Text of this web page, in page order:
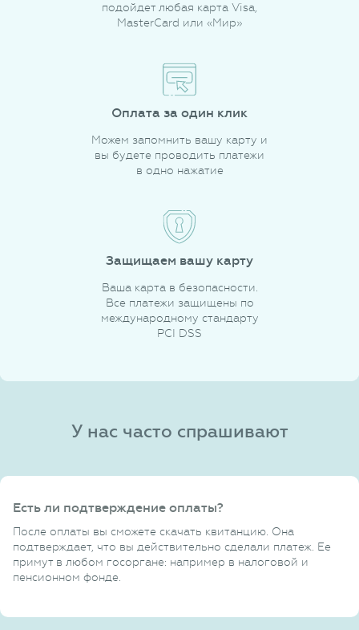
подойдет любая карта Visa,
MasterCard или «Мир»
Оплата за один клик
Можем запомнить вашу карту и
вы будете проводить платежи
в одно нажатие
Защищаем вашу карту
Ваша карта в безопасности.
Все платежи защищены по
международному стандарту
PCI DSS
У нас часто спрашивают
Есть ли подтверждение оплаты?
После оплаты вы сможете скачать квитанцию. Она
подтверждает, что вы действительно сделали платеж. Ее
примут в любом госоргане: например в налоговой и
пенсионном фонде.